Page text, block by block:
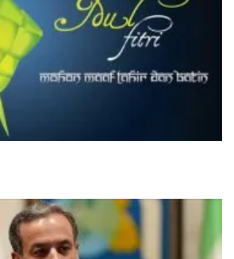
Lebaran yang menarik? ini lima